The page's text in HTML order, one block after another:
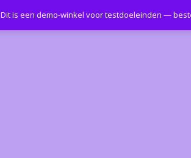
Dit is een demo-winkel voor testdoeleinden —